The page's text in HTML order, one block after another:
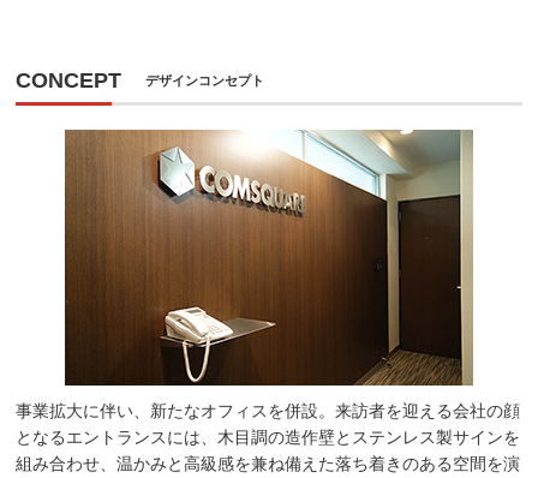
CONCEPT デザインコンセプト
事業拡大に伴い、新たなオフィスを併設。来訪者を迎える会社の顔
となるエントランスには、木目調の造作壁とステンレス製サインを
組み合わせ、温かみと高級感を兼ね備えた落ち着きのある空間を演